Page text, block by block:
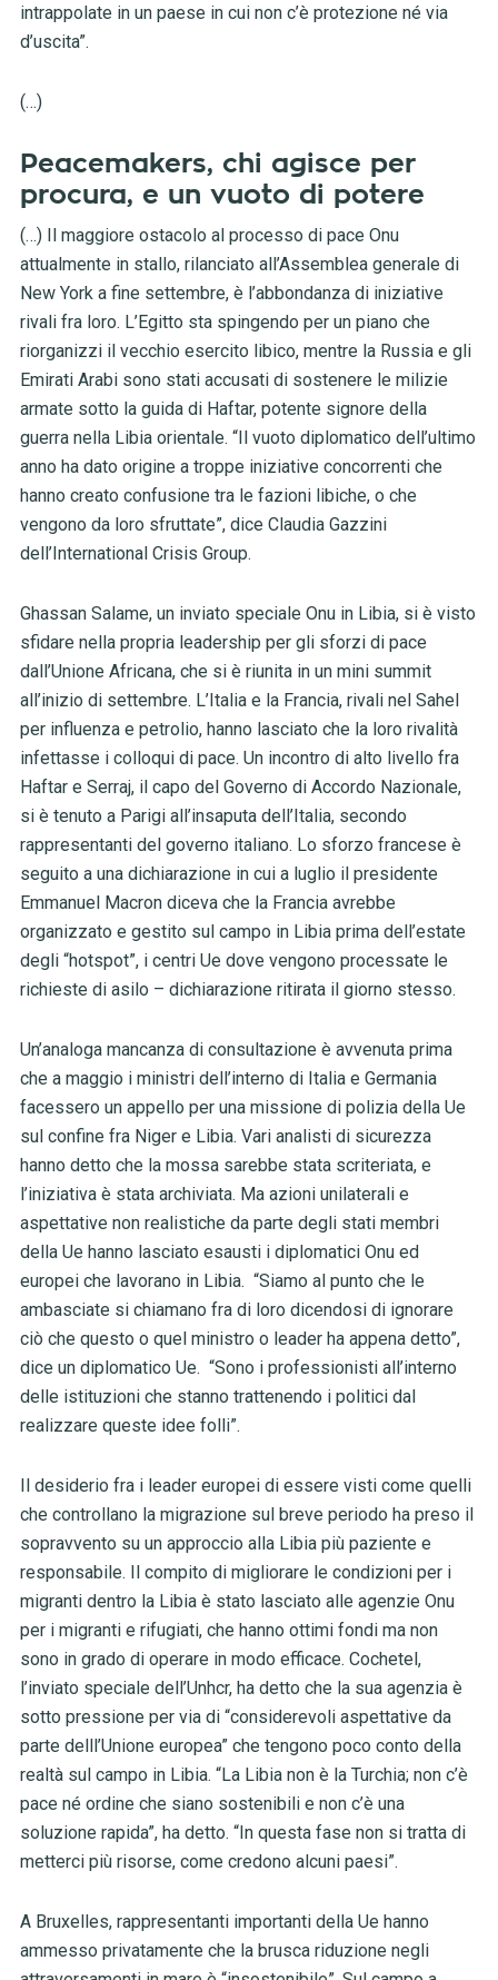
intrappolate in un paese in cui non c’è protezione né via
d’uscita”.
(…)
Peacemakers, chi agisce per
procura, e un vuoto di potere
(…) Il maggiore ostacolo al processo di pace Onu
attualmente in stallo, rilanciato all’Assemblea generale di
New York a fine settembre, è l’abbondanza di iniziative
rivali fra loro. L’Egitto sta spingendo per un piano che
riorganizzi il vecchio esercito libico, mentre la Russia e gli
Emirati Arabi sono stati accusati di sostenere le milizie
armate sotto la guida di Haftar, potente signore della
guerra nella Libia orientale. “Il vuoto diplomatico dell’ultimo
anno ha dato origine a troppe iniziative concorrenti che
hanno creato confusione tra le fazioni libiche, o che
vengono da loro sfruttate”, dice Claudia Gazzini
dell’International Crisis Group.
Ghassan Salame, un inviato speciale Onu in Libia, si è visto
sfidare nella propria leadership per gli sforzi di pace
dall’Unione Africana, che si è riunita in un mini summit
all’inizio di settembre. L’Italia e la Francia, rivali nel Sahel
per influenza e petrolio, hanno lasciato che la loro rivalità
infettasse i colloqui di pace. Un incontro di alto livello fra
Haftar e Serraj, il capo del Governo di Accordo Nazionale,
si è tenuto a Parigi all’insaputa dell’Italia, secondo
rappresentanti del governo italiano. Lo sforzo francese è
seguito a una dichiarazione in cui a luglio il presidente
Emmanuel Macron diceva che la Francia avrebbe
organizzato e gestito sul campo in Libia prima dell’estate
degli “hotspot”, i centri Ue dove vengono processate le
richieste di asilo – dichiarazione ritirata il giorno stesso.
Un’analoga mancanza di consultazione è avvenuta prima
che a maggio i ministri dell’interno di Italia e Germania
facessero un appello per una missione di polizia della Ue
sul confine fra Niger e Libia. Vari analisti di sicurezza
hanno detto che la mossa sarebbe stata scriteriata, e
l’iniziativa è stata archiviata. Ma azioni unilaterali e
aspettative non realistiche da parte degli stati membri
della Ue hanno lasciato esausti i diplomatici Onu ed
europei che lavorano in Libia. “Siamo al punto che le
ambasciate si chiamano fra di loro dicendosi di ignorare
ciò che questo o quel ministro o leader ha appena detto”,
dice un diplomatico Ue. “Sono i professionisti all’interno
delle istituzioni che stanno trattenendo i politici dal
realizzare queste idee folli”.
Il desiderio fra i leader europei di essere visti come quelli
che controllano la migrazione sul breve periodo ha preso il
sopravvento su un approccio alla Libia più paziente e
responsabile. Il compito di migliorare le condizioni per i
migranti dentro la Libia è stato lasciato alle agenzie Onu
per i migranti e rifugiati, che hanno ottimi fondi ma non
sono in grado di operare in modo efficace. Cochetel,
l’inviato speciale dell’Unhcr, ha detto che la sua agenzia è
sotto pressione per via di “considerevoli aspettative da
parte delll’Unione europea” che tengono poco conto della
realtà sul campo in Libia. “La Libia non è la Turchia; non c’è
pace né ordine che siano sostenibili e non c’è una
soluzione rapida”, ha detto. “In questa fase non si tratta di
metterci più risorse, come credono alcuni paesi”.
A Bruxelles, rappresentanti importanti della Ue hanno
ammesso privatamente che la brusca riduzione negli